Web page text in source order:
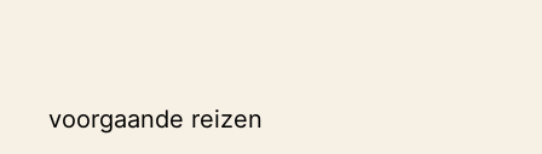
voorgaande reizen